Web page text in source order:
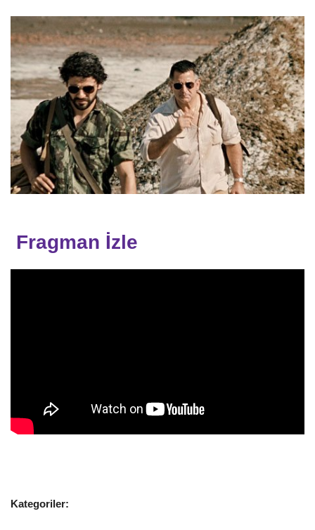
Fragman İzle
Kategoriler: